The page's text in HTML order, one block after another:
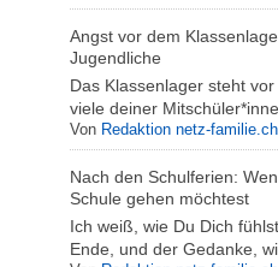
Angst vor dem
Jugendliche
Das Klassenlager steht
viele deiner
Von Redaktion netz-familie.ch
Nach den Schulferien:
Schule gehen möchtest
Ich weiß, wie Du Dich
Ende, und der Gedanke,